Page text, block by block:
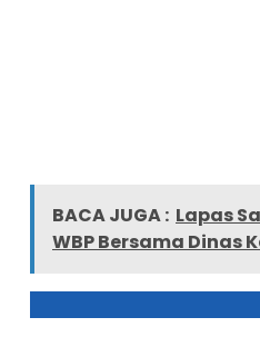
BACA JUGA : Lapas
WBP Bersama Dinas